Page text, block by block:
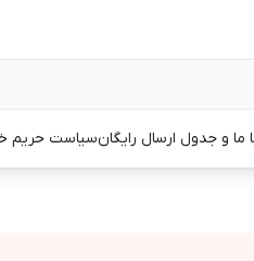
ما و جدول ارسال رایگانسیاست حریم